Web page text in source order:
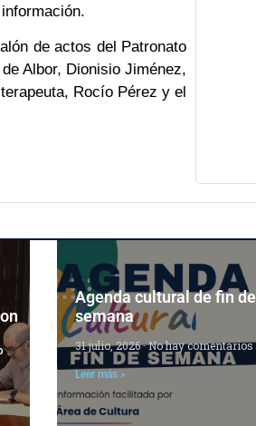
de actos del Patronato
Albor, Dionisio Jiménez,
Rocío Pérez y el
Agenda cultural de fin de
semana
31 julio, 2026No hay comentarios
Leer más »